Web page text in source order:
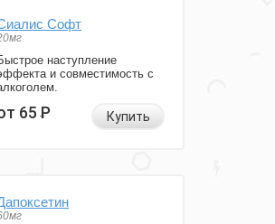
Софт
наступление
и совместимость с
65Р Купить